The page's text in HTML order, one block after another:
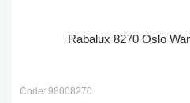
Rabalux 8270 Oslo
Code: 98008270